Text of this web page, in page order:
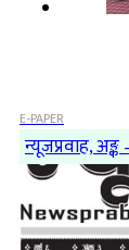
E-PAPER
न्यूजप्रवाह,